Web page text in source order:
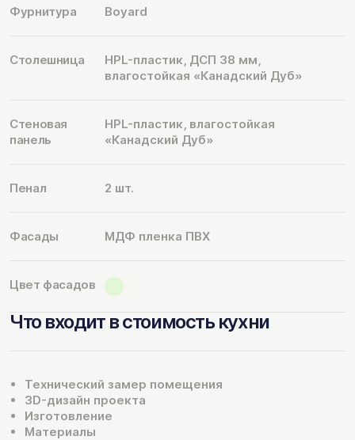
Фурнитура Boyard
Столешница
HPL-пластик, ДСП 38 мм,
влагостойкая «Канадский Дуб»
Стеновая
панель
HPL-пластик, влагостойкая
«Канадский Дуб»
Пенал 2 шт.
Фасады МДФ пленка ПВХ
Цвет фасадов
Что входит в стоимость кухни
Технический замер помещения
3D-дизайн проекта
Изготовление
Материалы